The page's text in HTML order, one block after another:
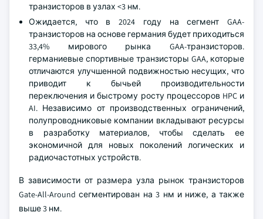
транзисторов в узлах <3 нм.
Ожидается, что в 2024 году на сегмент GAA-
транзисторов на основе германия будет приходиться
33,4% мирового рынка GAA-транзисторов.
германиевые спортивные транзисторы GAA, которые
отличаются улучшенной подвижностью несущих, что
приводит к бычьей производительности
переключения и быстрому росту процессоров HPC и
AI. Независимо от производственных ограничений,
полупроводниковые компании вкладывают ресурсы
в разработку материалов, чтобы сделать ее
экономичной для новых поколений логических и
радиочастотных устройств.
В зависимости от размера узла рынок транзисторов
Gate-All-Around сегментирован на 3 нм и ниже, а также
выше 3 нм.